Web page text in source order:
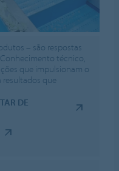
– são respostas
técnico,
que impulsionam o
resultados que
DE